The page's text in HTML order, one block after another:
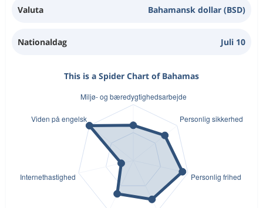
Valuta Bahamansk dollar (BSD)
Nationaldag Juli 10
This is a Spider Chart of Bahamas